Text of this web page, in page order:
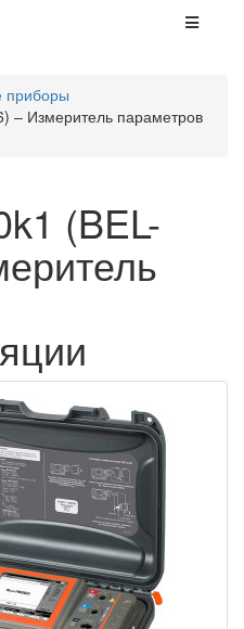
приборы
– Измеритель параметров
(BEL-